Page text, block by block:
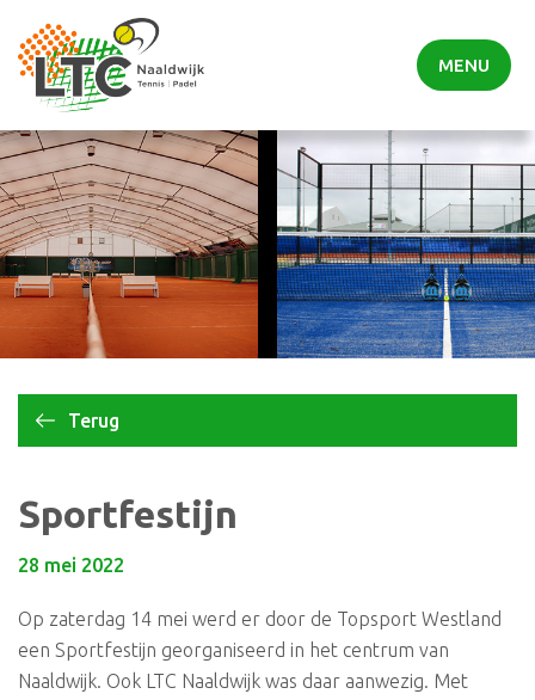
MENU
Terug
Sportfestijn
28 mei 2022
Op zaterdag 14 mei werd er door de Topsport Westland
een Sportfestijn georganiseerd in het centrum van
Naaldwijk. Ook LTC Naaldwijk was daar aanwezig. Met